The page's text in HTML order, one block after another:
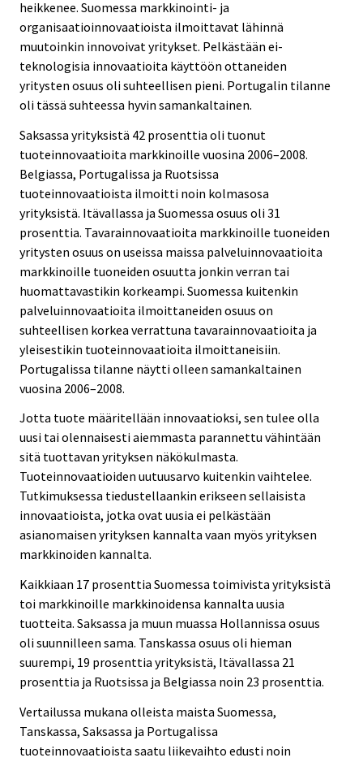
heikkenee. Suomessa markkinointi- ja
organisaatioinnovaatioista ilmoittavat lähinnä
muutoinkin innovoivat yritykset. Pelkästään ei-
teknologisia innovaatioita käyttöön ottaneiden
yritysten osuus oli suhteellisen pieni. Portugalin tilanne
oli tässä suhteessa hyvin samankaltainen.
Saksassa yrityksistä 42 prosenttia oli tuonut
tuoteinnovaatioita markkinoille vuosina 2006–2008.
Belgiassa, Portugalissa ja Ruotsissa
tuoteinnovaatioista ilmoitti noin kolmasosa
yrityksistä. Itävallassa ja Suomessa osuus oli 31
prosenttia. Tavarainnovaatioita markkinoille tuoneiden
yritysten osuus on useissa maissa palveluinnovaatioita
markkinoille tuoneiden osuutta jonkin verran tai
huomattavastikin korkeampi. Suomessa kuitenkin
palveluinnovaatioita ilmoittaneiden osuus on
suhteellisen korkea verrattuna tavarainnovaatioita ja
yleisestikin tuoteinnovaatioita ilmoittaneisiin.
Portugalissa tilanne näytti olleen samankaltainen
vuosina 2006–2008.
Jotta tuote määritellään innovaatioksi, sen tulee olla
uusi tai olennaisesti aiemmasta parannettu vähintään
sitä tuottavan yrityksen näkökulmasta.
Tuoteinnovaatioiden uutuusarvo kuitenkin vaihtelee.
Tutkimuksessa tiedustellaankin erikseen sellaisista
innovaatioista, jotka ovat uusia ei pelkästään
asianomaisen yrityksen kannalta vaan myös yrityksen
markkinoiden kannalta.
Kaikkiaan 17 prosenttia Suomessa toimivista yrityksistä
toi markkinoille markkinoidensa kannalta uusia
tuotteita. Saksassa ja muun muassa Hollannissa osuus
oli suunnilleen sama. Tanskassa osuus oli hieman
suurempi, 19 prosenttia yrityksistä, Itävallassa 21
prosenttia ja Ruotsissa ja Belgiassa noin 23 prosenttia.
Vertailussa mukana olleista maista Suomessa,
Tanskassa, Saksassa ja Portugalissa
tuoteinnovaatioista saatu liikevaihto edusti noin